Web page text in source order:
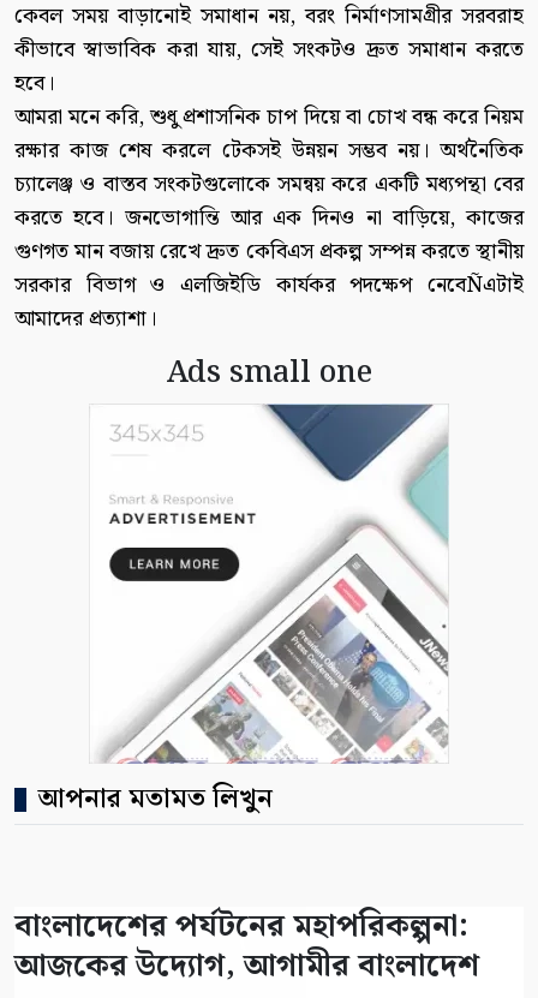
কেবল সময় বাড়ানোই সমাধান নয়, বরং নির্মাণসামগ্রীর সরবরাহ
কীভাবে স্বাভাবিক করা যায়, সেই সংকটও দ্রুত সমাধান করতে
হবে।
আমরা মনে করি, শুধু প্রশাসনিক চাপ দিয়ে বা চোখ বন্ধ করে নিয়ম
রক্ষার কাজ শেষ করলে টেকসই উন্নয়ন সম্ভব নয়। অর্থনৈতিক
চ্যালেঞ্জ ও বাস্তব সংকটগুলোকে সমন্বয় করে একটি মধ্যপন্থা বের
করতে হবে। জনভোগান্তি আর এক দিনও না বাড়িয়ে, কাজের
গুণগত মান বজায় রেখে দ্রুত কেবিএস প্রকল্প সম্পন্ন করতে স্থানীয়
সরকার বিভাগ ও এলজিইডি কার্যকর পদক্ষেপ নেবেÑএটাই
আমাদের প্রত্যাশা।
Ads small one
আপনার মতামত লিখুন
বাংলাদেশের পর্যটনের মহাপরিকল্পনা:
আজকের উদ্যোগ, আগামীর বাংলাদেশ